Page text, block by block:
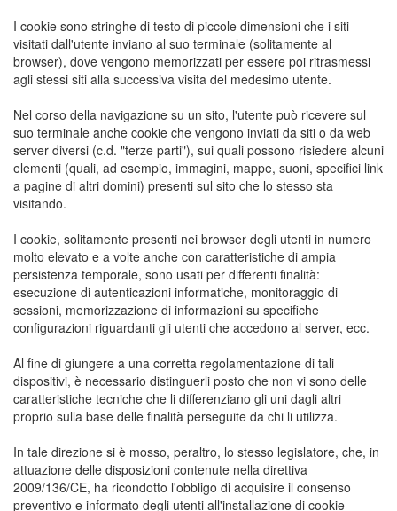
I cookie sono stringhe di testo di piccole dimensioni che i siti
visitati dall'utente inviano al suo terminale (solitamente al
browser), dove vengono memorizzati per essere poi ritrasmessi
agli stessi siti alla successiva visita del medesimo utente.
Nel corso della navigazione su un sito, l'utente può ricevere sul
suo terminale anche cookie che vengono inviati da siti o da web
server diversi (c.d. "terze parti"), sui quali possono risiedere alcuni
elementi (quali, ad esempio, immagini, mappe, suoni, specifici link
a pagine di altri domini) presenti sul sito che lo stesso sta
visitando.
I cookie, solitamente presenti nei browser degli utenti in numero
molto elevato e a volte anche con caratteristiche di ampia
persistenza temporale, sono usati per differenti finalità:
esecuzione di autenticazioni informatiche, monitoraggio di
sessioni, memorizzazione di informazioni su specifiche
configurazioni riguardanti gli utenti che accedono al server, ecc.
Al fine di giungere a una corretta regolamentazione di tali
dispositivi, è necessario distinguerli posto che non vi sono delle
caratteristiche tecniche che li differenziano gli uni dagli altri
proprio sulla base delle finalità perseguite da chi li utilizza.
In tale direzione si è mosso, peraltro, lo stesso legislatore, che, in
attuazione delle disposizioni contenute nella direttiva
2009/136/CE, ha ricondotto l'obbligo di acquisire il consenso
preventivo e informato degli utenti all'installazione di cookie